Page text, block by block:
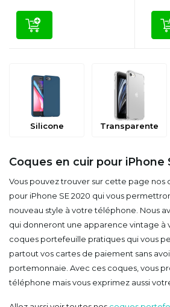
Silicone Transparente
Coques en cuir pour iPhone
Vous pouvez trouver sur cette page nos
pour iPhone SE 2020 qui vous
nouveau style à votre téléphone. Nous
qui donneront une apparence vintage à
coques portefeuille pratiques qui vous
partout vos cartes de paiement sans
portemonnaie. Avec ces coques, vous
téléphone mais vous exprimez aussi